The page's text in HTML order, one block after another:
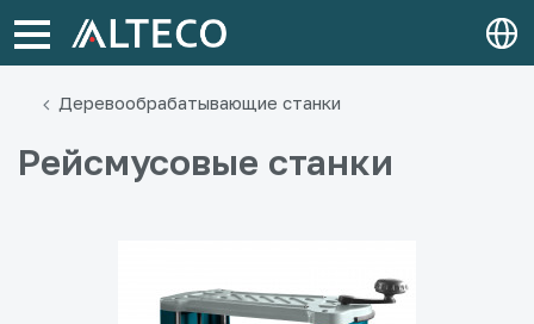
Деревообрабатывающие станки
Рейсмусовые станки